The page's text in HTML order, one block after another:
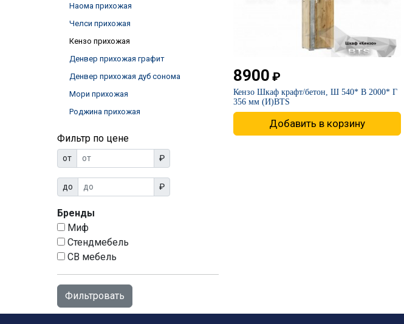
Наома прихожая
Челси прихожая
Кензо прихожая
Денвер прихожая графит
Денвер прихожая дуб сонома
Мори прихожая
Роджина прихожая
Фильтр по цене
от ₽
до ₽
Бренды
Миф
Стендмебель
СВ мебель
8900 ₽
Кензо Шкаф крафт/бетон, Ш 540* В 2000* Г
356 мм (И)BTS
Добавить в корзину